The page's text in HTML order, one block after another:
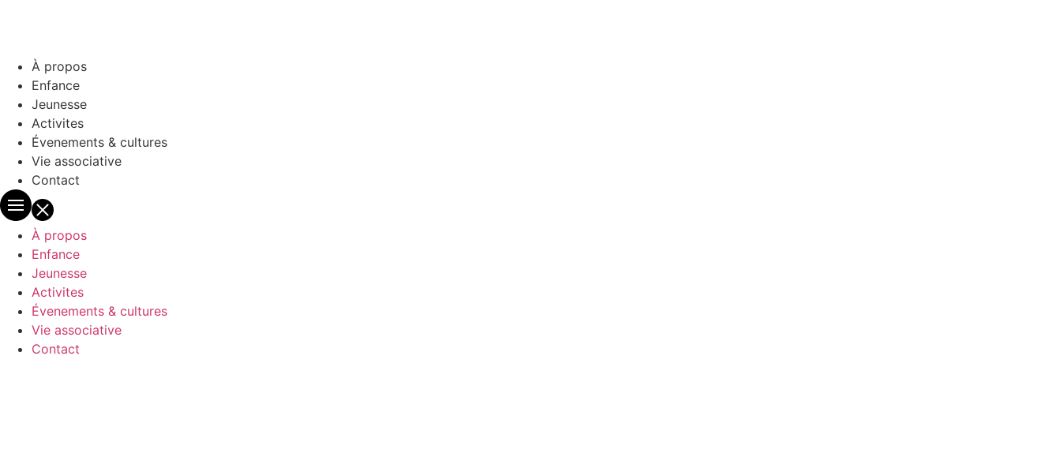
À propos
Enfance
Jeunesse
Activites
Évenements & cultures
Vie associative
Contact
À propos
Enfance
Jeunesse
Activites
Évenements & cultures
Vie associative
Contact